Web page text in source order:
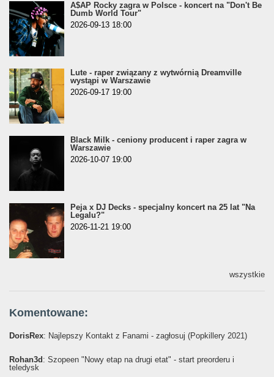
A$AP Rocky zagra w Polsce - koncert na "Don't Be
Dumb World Tour"
2026-09-13 18:00
Lute - raper związany z wytwórnią Dreamville
wystąpi w Warszawie
2026-09-17 19:00
Black Milk - ceniony producent i raper zagra w
Warszawie
2026-10-07 19:00
Peja x DJ Decks - specjalny koncert na 25 lat "Na
Legalu?"
2026-11-21 19:00
wszystkie
Komentowane:
DorisRex: Najlepszy Kontakt z Fanami - zagłosuj (Popkillery 2021)
Rohan3d : Szopeen "Nowy etap na drugi etat" - start preorderu i
teledysk